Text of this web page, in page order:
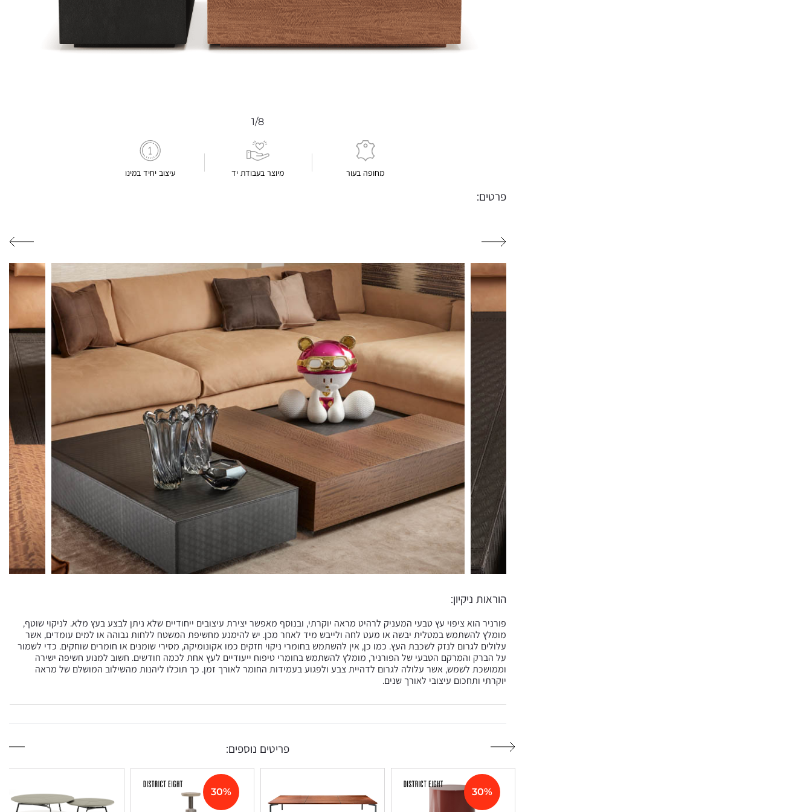
1/8
מחופה בעור מיוצר בעבודת יד עיצוב יחיד במינו
פרטים:
הוראות ניקיון:
פורניר הוא ציפוי עץ טבעי המעניק לרהיט מראה יוקרתי, ובנוסף מאפשר יצירת עיצובים ייחודיים שלא ניתן לבצע בעץ מלא. לניקוי שוטף,
מומלץ להשתמש במטלית יבשה או מעט לחה ולייבש מיד לאחר מכן. יש להימנע מחשיפת המשטח ללחות גבוהה או למים עומדים, אשר
עלולים לגרום לנזק לשכבת העץ. כמו כן, אין להשתמש בחומרי ניקוי חזקים כמו אקונומיקה, מסירי שומנים או חומרים שוחקים. כדי לשמור
על הברק והמרקם הטבעי של הפורניר, מומלץ להשתמש בחומרי טיפוח ייעודיים לעץ אחת לכמה חודשים. חשוב למנוע חשיפה ישירה
וממושכת לשמש, אשר עלולה לגרום לדהיית צבע ולפגוע בעמידות החומר לאורך זמן. כך תוכלו ליהנות מהשילוב המושלם של מראה
יוקרתי ותחכום עיצובי לאורך שנים.
פריטים נוספים:
30%
30%